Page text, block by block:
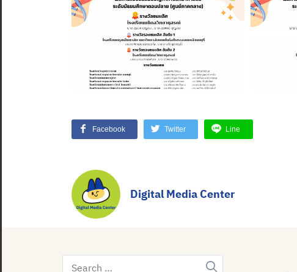
Facebook Twitter Line
Digital Media Center
Search